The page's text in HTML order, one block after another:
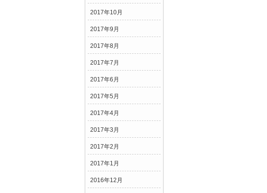
2017年10月
2017年9月
2017年8月
2017年7月
2017年6月
2017年5月
2017年4月
2017年3月
2017年2月
2017年1月
2016年12月